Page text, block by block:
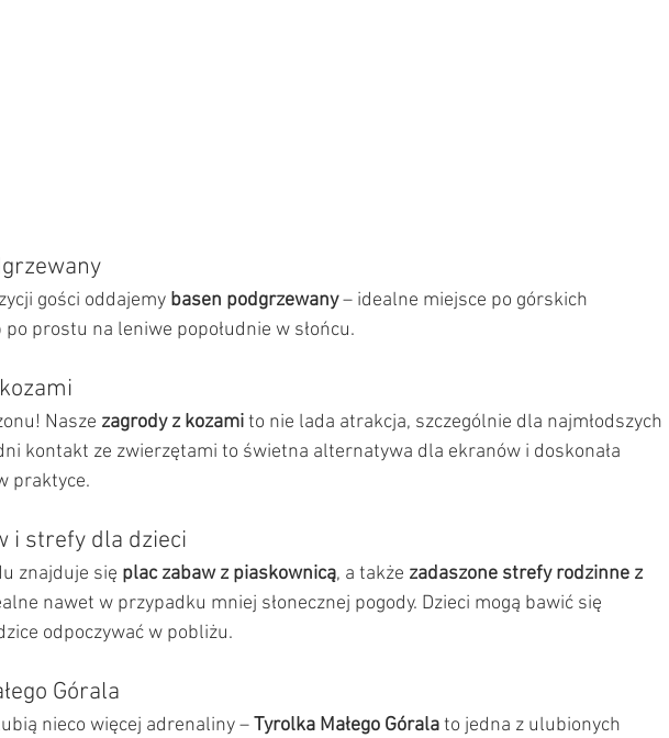
gości oddajemy basen podgrzewany – idealne miejsce po górskich
prostu na leniwe popołudnie w słońcu.
Nasze zagrody z kozami to nie lada atrakcja, szczególnie dla najmłodszych
kontakt ze zwierzętami to świetna alternatywa dla ekranów i doskonała
praktyce.
i strefy dla dzieci
znajduje się plac zabaw z piaskownicą, a także zadaszone strefy rodzinne z
nawet w przypadku mniej słonecznej pogody. Dzieci mogą bawić się
odpoczywać w pobliżu.
Górala
nieco więcej adrenaliny – Tyrolka Małego Górala to jedna z ulubionych